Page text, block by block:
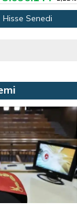
Hisse Senedi